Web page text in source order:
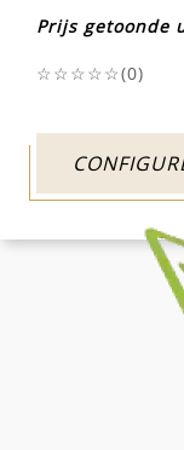
Prijs getoonde
☆☆☆☆☆(0)